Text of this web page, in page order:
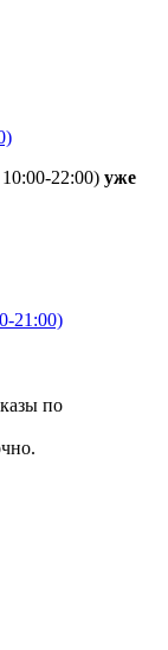
22:00) уже
21:00)
по